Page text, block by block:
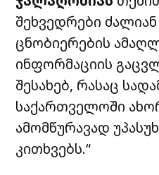
შეხვედრები ძალიან
ცნობიერების
ინფორმაციის
შესახებ, რასაც
საქართველოში
ამომწურავად
კითხვებს.“